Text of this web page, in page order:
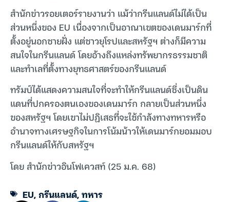
สำนักข่าวรอยเตอร์รายงานว่า แม้ว่ากรีนแลนด์ไม่ได้เป็น
ส่วนหนึ่งของ EU เนื่องจากเป็นอาณาเขตของเดนมาร์กที่
ตั้งอยู่นอกชายฝั่ง แต่ชาวยุโรปและสหรัฐฯ ต่างก็มีความ
สนใจในกรีนแลนด์ โดยอ้างถึงแหล่งทรัพยากรธรรมชาติ
และทำเลที่ตั้งทางยุทธศาสตร์ของกรีนแลนด์
ทรัมป์ได้แสดงความสนใจที่จะทำให้กรีนแลนด์ซึ่งเป็นดิน
แดนที่ปกครองตนเองของเดนมาร์ก กลายเป็นส่วนหนึ่ง
ของสหรัฐฯ โดยเขาไม่ปฏิเสธที่จะใช้กำลังทางทหารหรือ
อำนาจทางเศรษฐกิจในการโน้มน้าวให้เดนมาร์กยอมมอบ
กรีนแลนด์ให้กับสหรัฐฯ
โดย สำนักข่าวอินโฟเควสท์ (25 ม.ค. 68)
EU,กรีนแลนด์,ทหาร